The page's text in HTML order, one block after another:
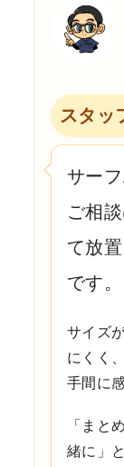
スタッ
サー
ご相
て放
です。
サイズ
にくく
手間に
「まと
緒に」